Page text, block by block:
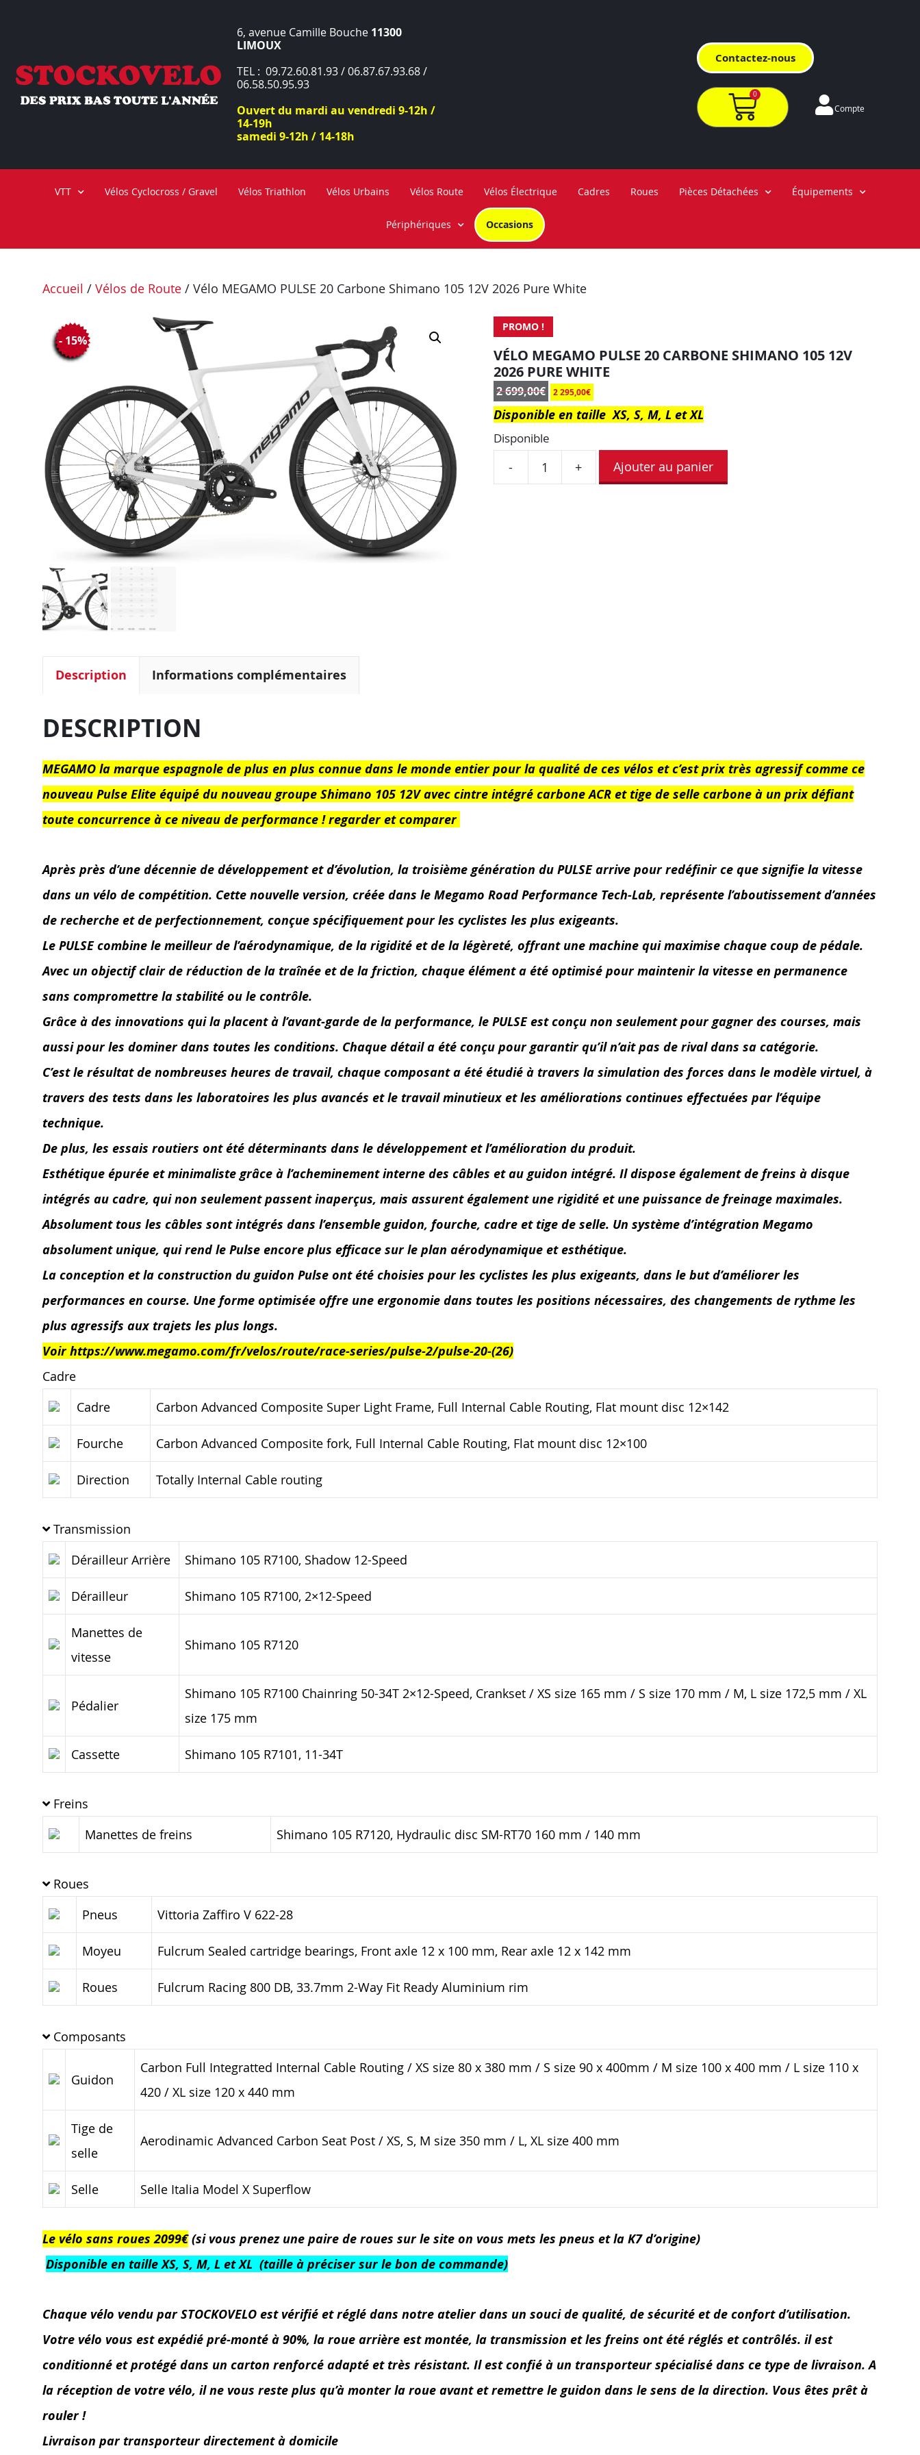
6, avenue Camille Bouche 11300
LIMOUX
TEL : 09.72.60.81.93 / 06.87.67.93.68 /
06.58.50.95.93
Ouvert du mardi au vendredi 9-12h /
14-19h
samedi 9-12h / 14-18h
Contactez-nous
0
Compte
VTT Vélos Cyclocross / Gravel Vélos Triathlon Vélos Urbains Vélos Route Vélos Électrique Cadres Roues Pièces Détachées Équipements
Périphériques Occasions
Accueil / Vélos de Route / Vélo MEGAMO PULSE 20 Carbone Shimano 105 12V 2026 Pure White
PROMO !
VÉLO MEGAMO PULSE 20 CARBONE SHIMANO 105 12V
2026 PURE WHITE
2 699,00€ 2 295,00€
- 15%
Disponible en taille XS, S, M, L et XL
Disponible
- + Ajouter au panier
Description Informations complémentaires
DESCRIPTION
MEGAMO la marque espagnole de plus en plus connue dans le monde entier pour la qualité de ces vélos et c’est prix très agressif comme ce
nouveau Pulse Elite équipé du nouveau groupe Shimano 105 12V avec cintre intégré carbone ACR et tige de selle carbone à un prix défiant
toute concurrence à ce niveau de performance ! regarder et comparer
Après près d’une décennie de développement et d’évolution, la troisième génération du PULSE arrive pour redéfinir ce que signifie la vitesse
dans un vélo de compétition. Cette nouvelle version, créée dans le Megamo Road Performance Tech-Lab, représente l’aboutissement d’années
de recherche et de perfectionnement, conçue spécifiquement pour les cyclistes les plus exigeants.
Le PULSE combine le meilleur de l’aérodynamique, de la rigidité et de la légèreté, offrant une machine qui maximise chaque coup de pédale.
Avec un objectif clair de réduction de la traînée et de la friction, chaque élément a été optimisé pour maintenir la vitesse en permanence
sans compromettre la stabilité ou le contrôle.
Grâce à des innovations qui la placent à l’avant-garde de la performance, le PULSE est conçu non seulement pour gagner des courses, mais
aussi pour les dominer dans toutes les conditions. Chaque détail a été conçu pour garantir qu’il n’ait pas de rival dans sa catégorie.
C’est le résultat de nombreuses heures de travail, chaque composant a été étudié à travers la simulation des forces dans le modèle virtuel, à
travers des tests dans les laboratoires les plus avancés et le travail minutieux et les améliorations continues effectuées par l’équipe
technique.
De plus, les essais routiers ont été déterminants dans le développement et l’amélioration du produit.
Esthétique épurée et minimaliste grâce à l’acheminement interne des câbles et au guidon intégré. Il dispose également de freins à disque
intégrés au cadre, qui non seulement passent inaperçus, mais assurent également une rigidité et une puissance de freinage maximales.
Absolument tous les câbles sont intégrés dans l’ensemble guidon, fourche, cadre et tige de selle. Un système d’intégration Megamo
absolument unique, qui rend le Pulse encore plus efficace sur le plan aérodynamique et esthétique.
La conception et la construction du guidon Pulse ont été choisies pour les cyclistes les plus exigeants, dans le but d’améliorer les
performances en course. Une forme optimisée offre une ergonomie dans toutes les positions nécessaires, des changements de rythme les
plus agressifs aux trajets les plus longs.
Voir https://www.megamo.com/fr/velos/route/race-series/pulse-2/pulse-20-(26)
Cadre
Cadre
Carbon Advanced Composite Super Light Frame, Full Internal Cable Routing, Flat mount disc 12×142
Fourche Carbon Advanced Composite fork, Full Internal Cable Routing, Flat mount disc 12×100
Direction Totally Internal Cable routing
Transmission
Dérailleur Arrière
Shimano 105 R7100, Shadow 12-Speed
Dérailleur Shimano 105 R7100, 2×12-Speed
Manettes de
vitesse
Shimano 105 R7120
Pédalier
Shimano 105 R7100 Chainring 50-34T 2×12-Speed, Crankset / XS size 165 mm / S size 170 mm / M, L size 172,5 mm / XL
size 175 mm
Cassette Shimano 105 R7101, 11-34T
Freins
Manettes de freins
Shimano 105 R7120, Hydraulic disc SM-RT70 160 mm / 140 mm
Roues
Pneus
Vittoria Zaffiro V 622-28
Moyeu Fulcrum Sealed cartridge bearings, Front axle 12 x 100 mm, Rear axle 12 x 142 mm
Roues Fulcrum Racing 800 DB, 33.7mm 2-Way Fit Ready Aluminium rim
Composants
Guidon
Carbon Full Integratted Internal Cable Routing / XS size 80 x 380 mm / S size 90 x 400mm / M size 100 x 400 mm / L size 110 x
420 / XL size 120 x 440 mm
Tige de
selle
Aerodinamic Advanced Carbon Seat Post / XS, S, M size 350 mm / L, XL size 400 mm
Selle Selle Italia Model X Superflow
Le vélo sans roues 2099€(si vous prenez une paire de roues sur le site on vous mets les pneus et la K7 d’origine)
Disponible en taille XS, S, M, L et XL (taille à préciser sur le bon de commande)
Chaque vélo vendu par STOCKOVELO est vérifié et réglé dans notre atelier dans un souci de qualité, de sécurité et de confort d’utilisation.
Votre vélo vous est expédié pré-monté à 90%, la roue arrière est montée, la transmission et les freins ont été réglés et contrôlés. il est
conditionné et protégé dans un carton renforcé adapté et très résistant. Il est confié à un transporteur spécialisé dans ce type de livraison. A
la réception de votre vélo, il ne vous reste plus qu’à monter la roue avant et remettre le guidon dans le sens de la direction. Vous êtes prêt à
rouler !
Livraison par transporteur directement à domicile